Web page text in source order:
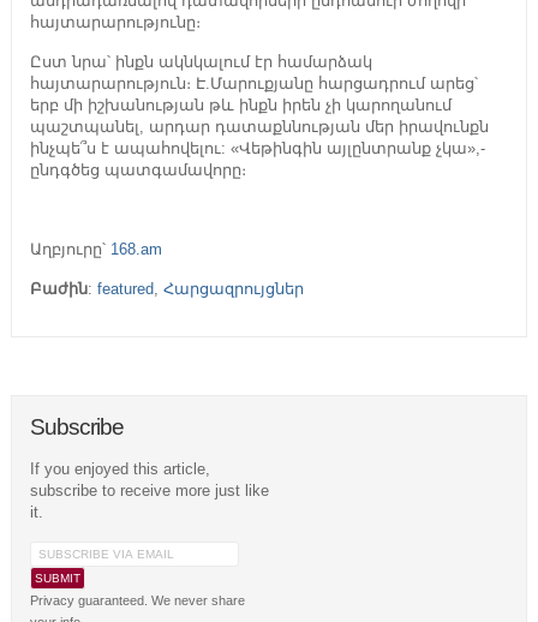
հայտարարությունը։
Ըստ նրա՝ ինքն ակնկալում էր համարձակ
հայտարարություն։ Է.Մարուքյանը հարցադրում արեց՝
երբ մի իշխանության թև ինքն իրեն չի կարողանում
պաշտպանել, արդար դատաքննության մեր իրավունքն
ինչպե՞ս է ապահովելու: «Վեթինգին այլընտրանք չկա»,-
ընդգծեց պատգամավորը։
Աղբյուրը՝ 168.am
Բաժին: featured, Հարցազրույցներ
Subscribe
If you enjoyed this article,
subscribe to receive more just like
it.
Privacy guaranteed. We never share